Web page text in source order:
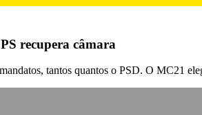
recupera câmara
tantos quantos o PSD. O MC21